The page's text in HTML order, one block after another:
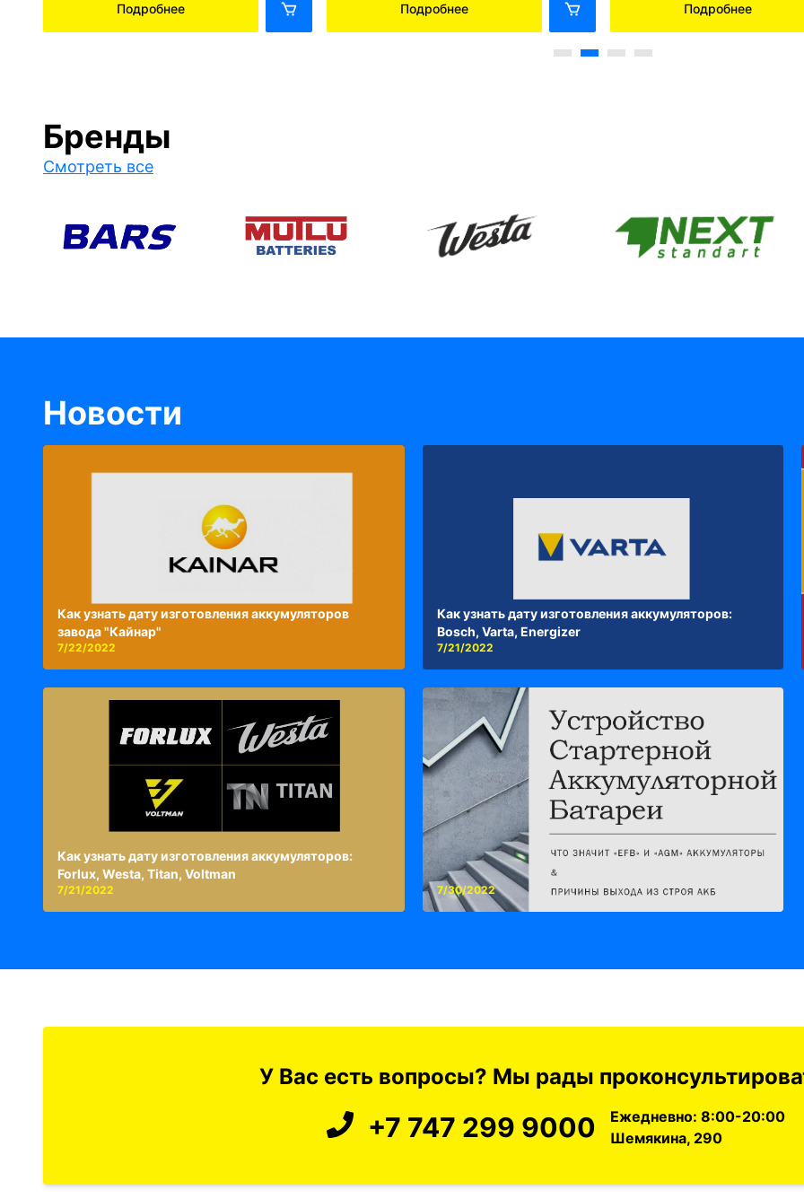
Подробнее Подробнее Подробнее
Бренды
Смотреть все
Новости
Как узнать дату изготовления аккумуляторов
завода "Кайнар"
7/22/2022
Как узнать дату изготовления аккумуляторов:
Bosch, Varta, Energizer
7/21/2022
Как узнать дату изготовления аккумуляторов:
Forlux, Westa, Titan, Voltman
7/21/2022 7/30/2022
У Вас есть вопросы? Мы рады
+7 747 299 9000
Ежедневно: 8:00-20:00
Шемякина, 290